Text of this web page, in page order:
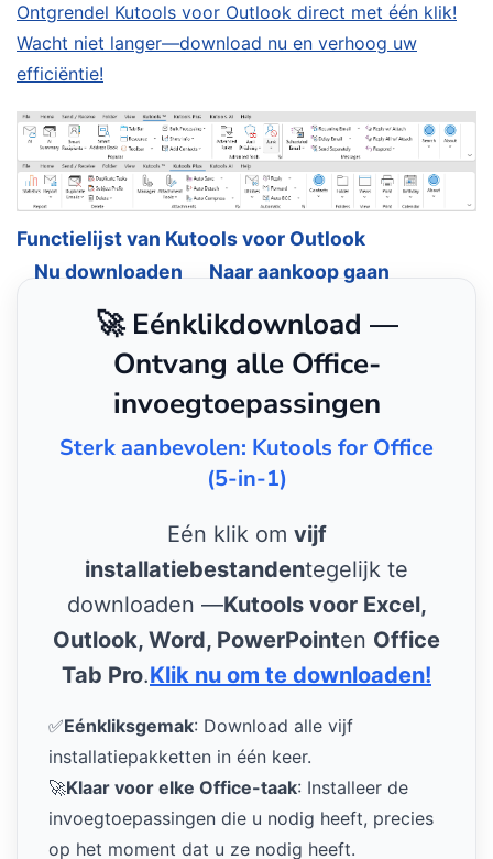
Ontgrendel Kutools voor Outlook direct met één klik!
Wacht niet langer—download nu en verhoog uw
efficiëntie!
Functielijst van Kutools voor Outlook
Nu downloaden
Naar aankoop gaan
🚀 Eénklikdownload —
Ontvang alle Office-
invoegtoepassingen
Sterk aanbevolen: Kutools for Office
(5-in-1)
Eén klik om vijf
installatiebestandentegelijk te
downloaden —Kutools voor Excel,
Outlook, Word, PowerPointen Office
Tab Pro.Klik nu om te downloaden!
✅Eénkliksgemak: Download alle vijf
installatiepakketten in één keer.
🚀Klaar voor elke Office-taak: Installeer de
invoegtoepassingen die u nodig heeft, precies
op het moment dat u ze nodig heeft.